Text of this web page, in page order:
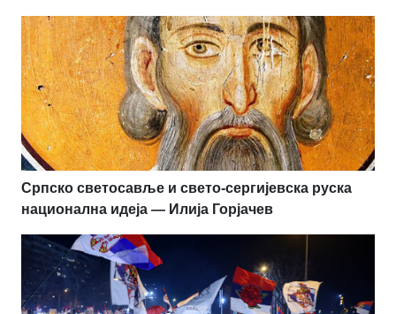
Српско светосавље и свето-сергијевска руска
национална идеја — Илија Горјачев